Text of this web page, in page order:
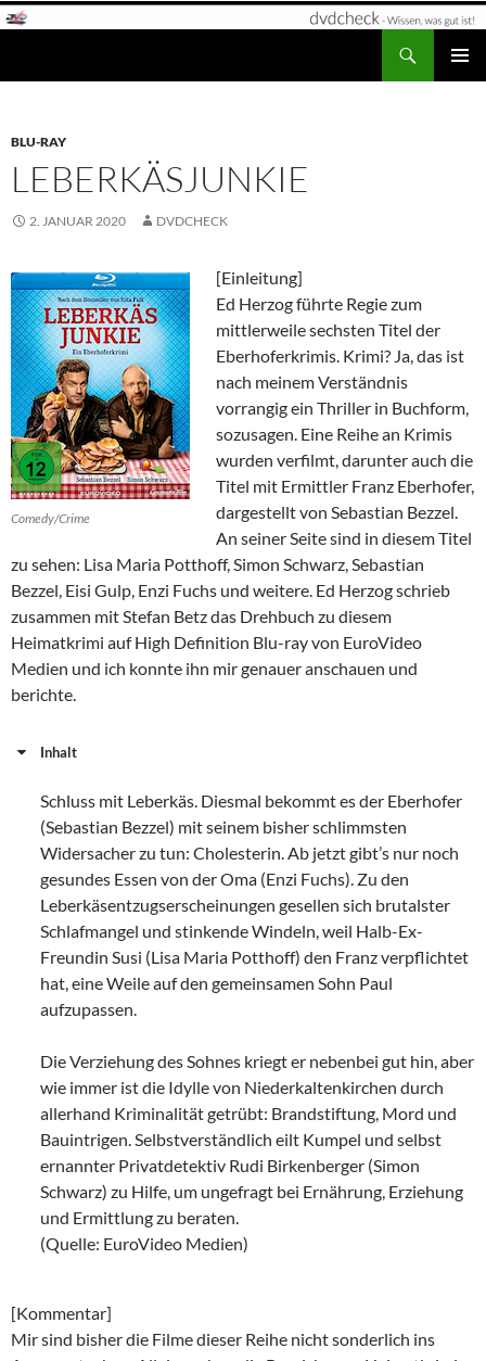
Zum
BLU-RAY
LEBERKÄSJUNKIE
2. JANUAR 2020 DVDCHECK
Comedy/Crime
[Einleitung]
Ed Herzog führte Regie zum
mittlerweile sechsten Titel der
Eberhoferkrimis. Krimi? Ja, das ist
nach meinem Verständnis
vorrangig ein Thriller in Buchform,
sozusagen. Eine Reihe an Krimis
wurden verfilmt, darunter auch die
Titel mit Ermittler Franz Eberhofer,
dargestellt von Sebastian Bezzel.
An seiner Seite sind in diesem Titel
zu sehen: Lisa Maria Potthoff, Simon Schwarz, Sebastian
Bezzel, Eisi Gulp, Enzi Fuchs und weitere. Ed Herzog schrieb
zusammen mit Stefan Betz das Drehbuch zu diesem
Heimatkrimi auf High Definition Blu-ray von EuroVideo
Medien und ich konnte ihn mir genauer anschauen und
berichte.
Inhalt
Schluss mit Leberkäs. Diesmal bekommt es der Eberhofer
(Sebastian Bezzel) mit seinem bisher schlimmsten
Widersacher zu tun: Cholesterin. Ab jetzt gibt’s nur noch
gesundes Essen von der Oma (Enzi Fuchs). Zu den
Leberkäsentzugserscheinungen gesellen sich brutalster
Schlafmangel und stinkende Windeln, weil Halb-Ex-
Freundin Susi (Lisa Maria Potthoff) den Franz verpflichtet
hat, eine Weile auf den gemeinsamen Sohn Paul
aufzupassen.
Die Verziehung des Sohnes kriegt er nebenbei gut hin, aber
wie immer ist die Idylle von Niederkaltenkirchen durch
allerhand Kriminalität getrübt: Brandstiftung, Mord und
Bauintrigen. Selbstverständlich eilt Kumpel und selbst
ernannter Privatdetektiv Rudi Birkenberger (Simon
Schwarz) zu Hilfe, um ungefragt bei Ernährung, Erziehung
und Ermittlung zu beraten.
(Quelle: EuroVideo Medien)
[Kommentar]
Mir sind bisher die Filme dieser Reihe nicht sonderlich ins